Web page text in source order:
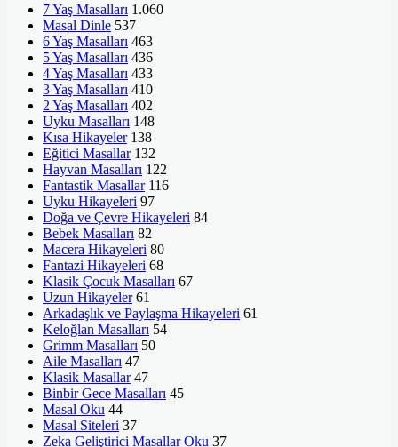
7 Yaş Masalları 1.060
Masal Dinle 537
6 Yaş Masalları 463
5 Yaş Masalları 436
4 Yaş Masalları 433
3 Yaş Masalları 410
2 Yaş Masalları 402
Uyku Masalları 148
Kısa Hikayeler 138
Eğitici Masallar 132
Hayvan Masalları 122
Fantastik Masallar 116
Uyku Hikayeleri 97
Doğa ve Çevre Hikayeleri 84
Bebek Masalları 82
Macera Hikayeleri 80
Fantazi Hikayeleri 68
Klasik Çocuk Masalları 67
Uzun Hikayeler 61
Arkadaşlık ve Paylaşma Hikayeleri 61
Keloğlan Masalları 54
Grimm Masalları 50
Aile Masalları 47
Klasik Masallar 47
Binbir Gece Masalları 45
Masal Oku 44
Masal Siteleri 37
Zeka Geliştirici Masallar Oku 37